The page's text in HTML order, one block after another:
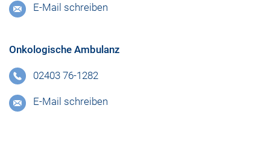
E-Mail schreiben
Onkologische Ambulanz
02403 76-1282
E-Mail schreiben